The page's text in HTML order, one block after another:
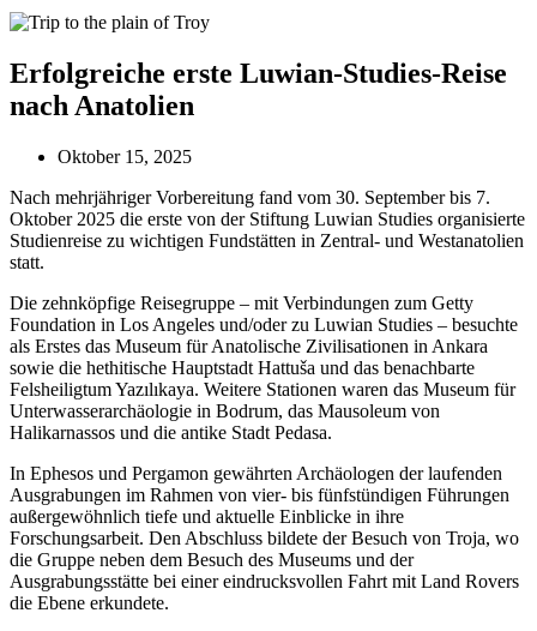
Erfolgreiche erste Luwian-Studies-Reise
nach Anatolien
Oktober 15, 2025
Nach mehrjähriger Vorbereitung fand vom 30. September bis 7.
Oktober 2025 die erste von der Stiftung Luwian Studies organisierte
Studienreise zu wichtigen Fundstätten in Zentral- und Westanatolien
statt.
Die zehnköpfige Reisegruppe – mit Verbindungen zum Getty
Foundation in Los Angeles und/oder zu Luwian Studies – besuchte
als Erstes das Museum für Anatolische Zivilisationen in Ankara
sowie die hethitische Hauptstadt Hattuša und das benachbarte
Felsheiligtum Yazılıkaya. Weitere Stationen waren das Museum für
Unterwasserarchäologie in Bodrum, das Mausoleum von
Halikarnassos und die antike Stadt Pedasa.
In Ephesos und Pergamon gewährten Archäologen der laufenden
Ausgrabungen im Rahmen von vier- bis fünfstündigen Führungen
außergewöhnlich tiefe und aktuelle Einblicke in ihre
Forschungsarbeit. Den Abschluss bildete der Besuch von Troja, wo
die Gruppe neben dem Besuch des Museums und der
Ausgrabungsstätte bei einer eindrucksvollen Fahrt mit Land Rovers
die Ebene erkundete.